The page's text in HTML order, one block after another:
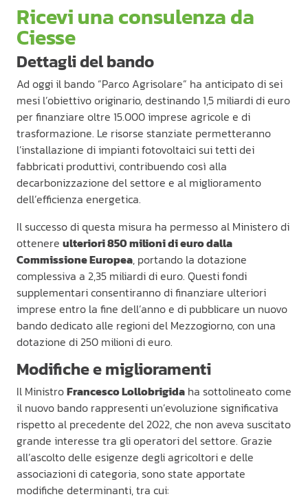
Ricevi una consulenza da
Ciesse
Dettagli del bando
Ad oggi il bando “Parco Agrisolare” ha anticipato di sei
mesi l’obiettivo originario, destinando 1,5 miliardi di euro
per finanziare oltre 15.000 imprese agricole e di
trasformazione. Le risorse stanziate permetteranno
l’installazione di impianti fotovoltaici sui tetti dei
fabbricati produttivi, contribuendo così alla
decarbonizzazione del settore e al miglioramento
dell’efficienza energetica.
Il successo di questa misura ha permesso al Ministero di
ottenere ulteriori 850 milioni di euro dalla
Commissione Europea, portando la dotazione
complessiva a 2,35 miliardi di euro. Questi fondi
supplementari consentiranno di finanziare ulteriori
imprese entro la fine dell’anno e di pubblicare un nuovo
bando dedicato alle regioni del Mezzogiorno, con una
dotazione di 250 milioni di euro.
Modifiche e miglioramenti
Il MinistroFrancesco Lollobrigida ha sottolineato come
il nuovo bando rappresenti un’evoluzione significativa
rispetto al precedente del 2022, che non aveva suscitato
grande interesse tra gli operatori del settore. Grazie
all’ascolto delle esigenze degli agricoltori e delle
associazioni di categoria, sono state apportate
modifiche determinanti, tra cui: